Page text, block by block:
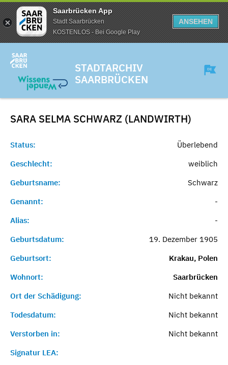
Saarbrücken App
Stadt Saarbrücken
KOSTENLOS - Bei Google Play
ANSEHEN
STADTARCHIV
SAARBRÜCKEN
SARA SELMA SCHWARZ (LANDWIRTH)
Status:
Überlebend
Geschlecht:
weiblich
Geburtsname:
Schwarz
Genannt:
-
Alias:
-
Geburtsdatum:
19. Dezember 1905
Geburtsort:
Krakau, Polen
Wohnort:
Saarbrücken
Ort der Schädigung:
Nicht bekannt
Todesdatum:
Nicht bekannt
Verstorben in:
Nicht bekannt
Signatur LEA: